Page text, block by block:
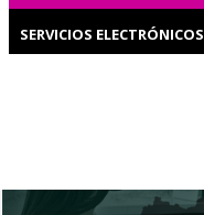
SERVICIOS ELECTRÓNICOS